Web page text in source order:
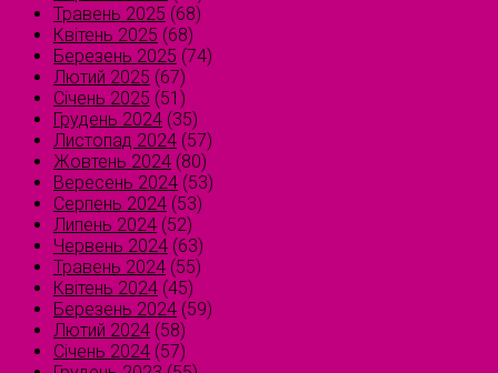
Травень 2025 (68)
Квітень 2025 (68)
Березень 2025 (74)
Лютий 2025 (67)
Січень 2025 (51)
Грудень 2024 (35)
Листопад 2024 (57)
Жовтень 2024 (80)
Вересень 2024 (53)
Серпень 2024 (53)
Липень 2024 (52)
Червень 2024 (63)
Травень 2024 (55)
Квітень 2024 (45)
Березень 2024 (59)
Лютий 2024 (58)
Січень 2024 (57)